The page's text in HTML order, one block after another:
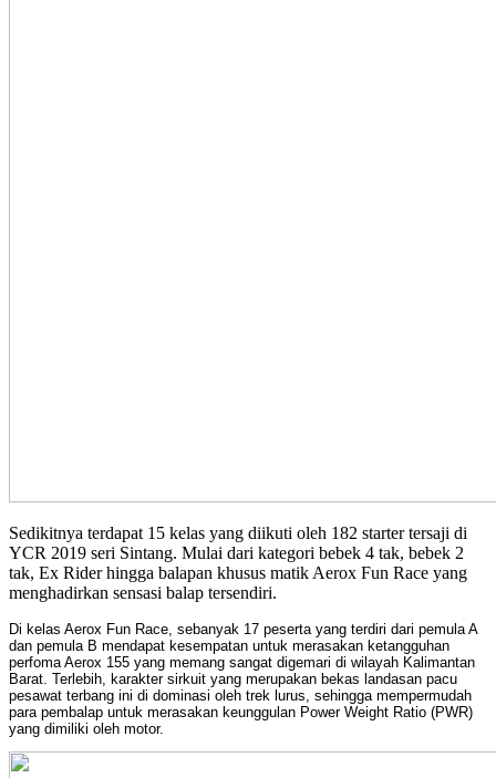
Sedikitnya terdapat 15 kelas yang diikuti oleh 182 starter tersaji di
YCR 2019 seri Sintang. Mulai dari kategori bebek 4 tak, bebek 2
tak, Ex Rider hingga balapan khusus matik Aerox Fun Race yang
menghadirkan sensasi balap tersendiri.
Di kelas Aerox Fun Race, sebanyak 17 peserta yang terdiri dari pemula A
dan pemula B mendapat kesempatan untuk merasakan ketangguhan
perfoma Aerox 155 yang memang sangat digemari di wilayah Kalimantan
Barat. Terlebih, karakter sirkuit yang merupakan bekas landasan pacu
pesawat terbang ini di dominasi oleh trek lurus, sehingga mempermudah
para pembalap untuk merasakan keunggulan Power Weight Ratio (PWR)
yang dimiliki oleh motor.